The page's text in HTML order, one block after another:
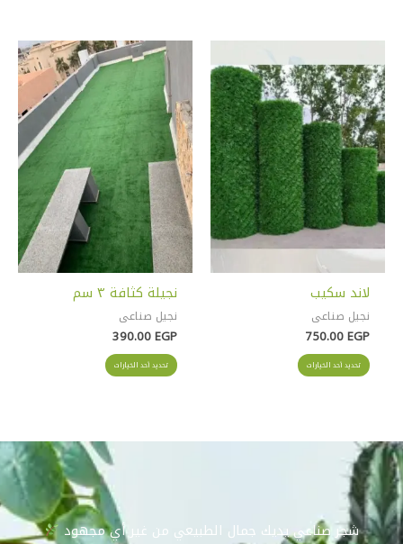
لاند سكيب
نجيل صناعى
750.00EGP
تحديد أحد الخيارات
هناك
العديد
من
الأشكال
المختلفة
لهذا
المنتج.
يمكن
اختيار
الخيارات
على
صفحة
المنتج
نجيلة كثافة ٣ سم
نجيل صناعى
390.00EGP
تحديد أحد الخيارات
هناك
العديد
من
الأشكال
المختلفة
المنتج.
يمكن
اختيار
الخيارات
على
صفحة
المنتج
شجر صناعي يديك جمال الطبيعي من غير أي مجهود